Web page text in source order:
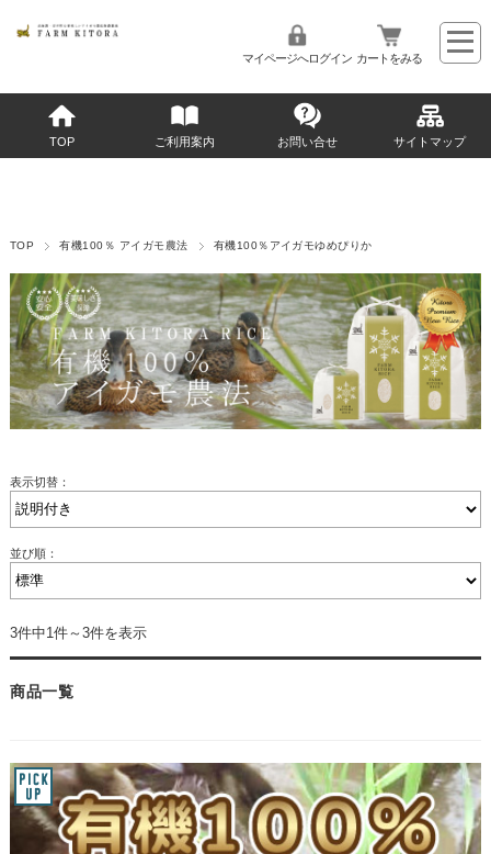
マイページへログイン カートをみる
TOP ご利用案内 お問い合せ サイトマップ
TOP 有機100％ アイガモ農法 有機100％アイガモゆめぴりか
表示切替：
並び順：
3件中1件～3件を表示
商品一覧